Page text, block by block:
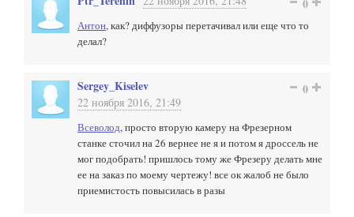
0
Антон, как? диффузоры перетачивал или еще что то
делал?
Sergey_Kiselev
22 ноября 2016, 21:49
0
Всеволод, просто вторую камеру на Фрезерном
станке сточил на 26 вернее не я и потом я дроссель не
мог подобрать! пришлось тому же Фрезеру делать мне
ее на заказ по моему чертежу! все ок жалоб не было
приемистость повысилась в разы